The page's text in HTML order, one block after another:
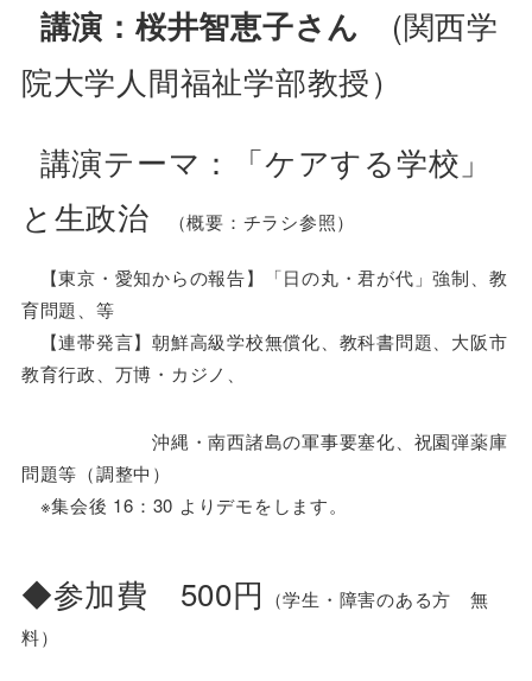
講演：桜井智恵子さん (関西学
院大学人間福祉学部教授）
講演テーマ：「ケアする学校」
と生政治 （概要：チラシ参照）
【東京・愛知からの報告】「日の丸・君が代」強制、教
育問題、等
【連帯発言】朝鮮高級学校無償化、教科書問題、大阪市
教育行政、万博・カジノ、
沖縄・南西諸島の軍事要塞化、祝園弾薬庫
問題等（調整中）
※集会後 16：30 よりデモをします。
◆参加費 500円
（学生・障害のある方 無
料）